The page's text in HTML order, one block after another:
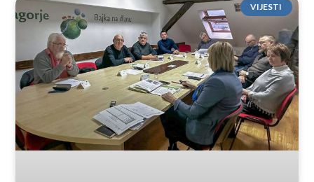
VIJESTI